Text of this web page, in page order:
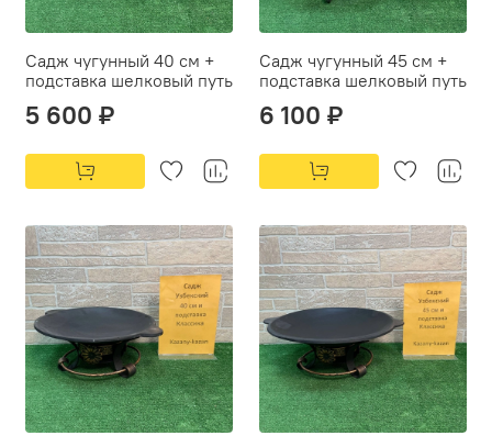
Садж чугунный 40 см +
подставка шелковый путь
5 600 ₽
Садж чугунный 45 см +
подставка шелковый путь
6 100 ₽